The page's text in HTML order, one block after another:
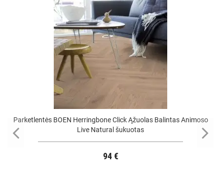
Parketlentės BOEN Herringbone Click Ąžuolas Balintas Animoso
Live Natural šukuotas
94 €